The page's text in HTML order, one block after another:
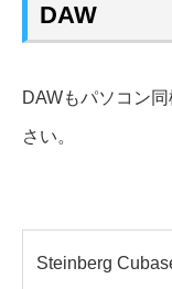
DAW
DAWもパソコン同
さい。
Steinberg